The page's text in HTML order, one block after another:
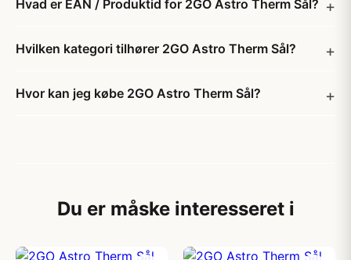
Hvad er EAN / Produktid for 2GO Astro Therm Sål?
Hvilken kategori tilhører 2GO Astro Therm Sål?
Hvor kan jeg købe 2GO Astro Therm Sål?
Du er måske interesseret i